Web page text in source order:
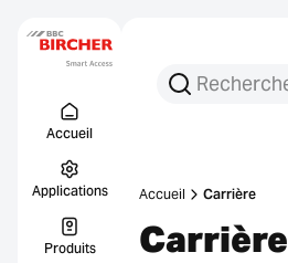
Accueil
Applications
Produits
Recherchez :
Recherche
Accueil Carrière
Carrière